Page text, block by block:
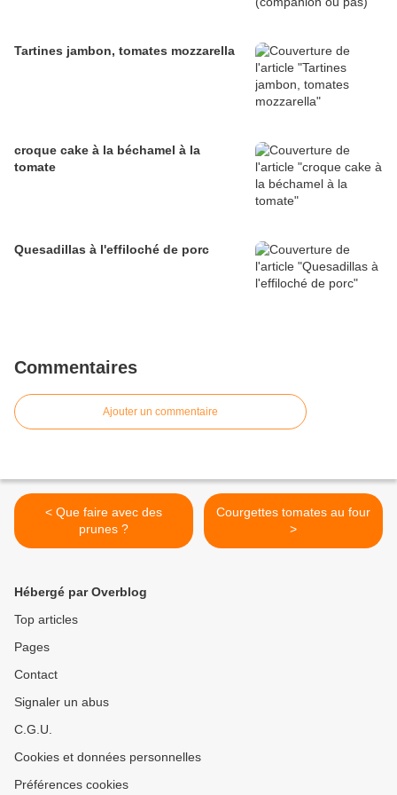
Tartines jambon, tomates mozzarella
croque cake à la béchamel à la
tomate
Quesadillas à l'effiloché de porc
Commentaires
Ajouter un commentaire
< Que faire avec des
prunes ?
Courgettes tomates au four
>
Hébergé par Overblog
Top articles
Pages
Contact
Signaler un abus
C.G.U.
Cookies et données personnelles
Préférences cookies